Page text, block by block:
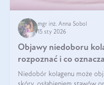
mgr inż. Anna Sobol
15 sty 2026
Objawy niedoboru
rozpoznać i co
Niedobór kolagenu może